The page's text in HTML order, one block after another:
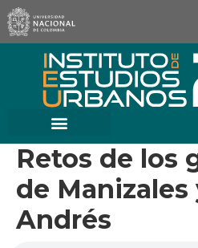
Retos de los
de Manizales
Andrés